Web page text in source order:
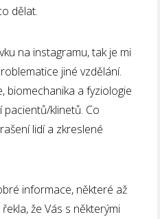
dělat.
na instagramu, tak je mi
jiné vzdělání.
biomechanika a fyziologie
pacientů/klinetů. Co
lidí a zkreslené
informace, některé až
že Vás s některými